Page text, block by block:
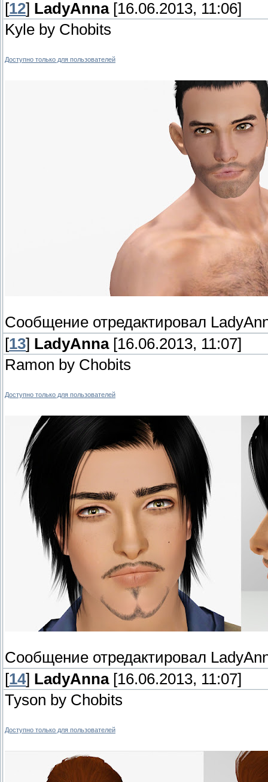
[12] LadyAnna[16.06.2013, 11:06]
Kyle by Chobits
Доступно только для пользователей
Сообщение отредактировал
[13] LadyAnna[16.06.2013, 11:07]
Ramon by Chobits
Доступно только для пользователей
Сообщение отредактировал
[14] LadyAnna[16.06.2013, 11:07]
Tyson by Chobits
Доступно только для пользователей